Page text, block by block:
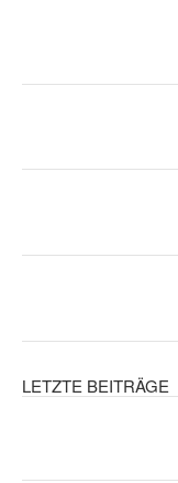
LETZTE BEITRÄGE